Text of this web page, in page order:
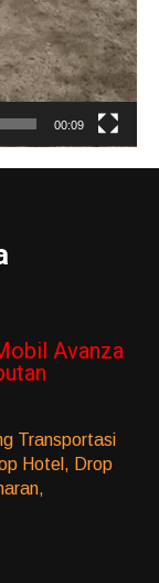
00:09
Avanza
Transportasi
Hotel, Drop